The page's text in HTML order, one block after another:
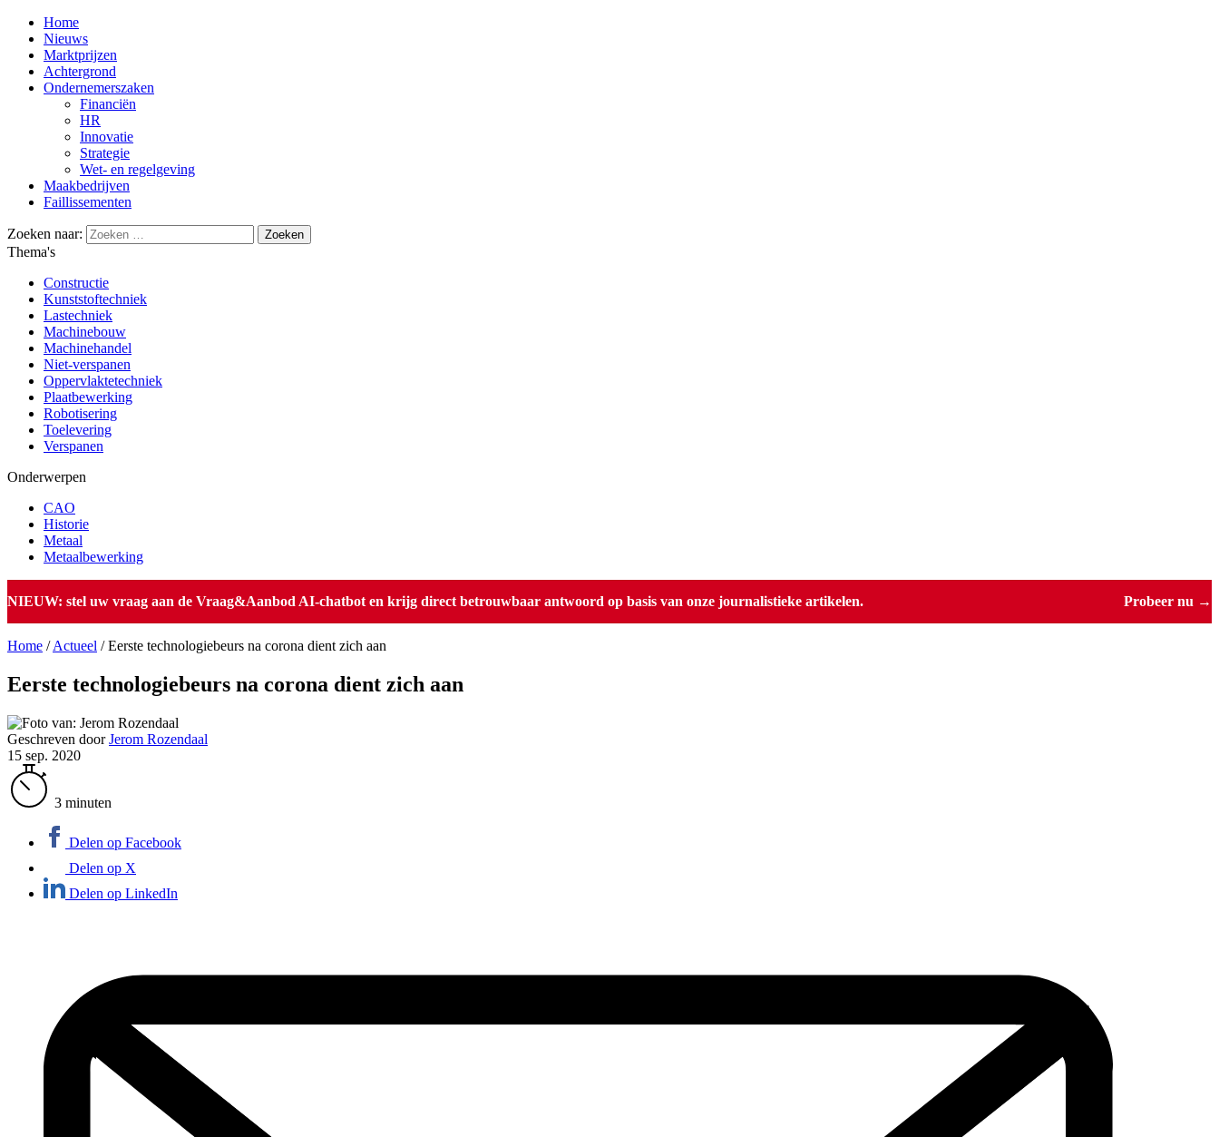
Home
Nieuws
Marktprijzen
Achtergrond
Ondernemerszaken
Financiën
HR
Innovatie
Strategie
Wet- en regelgeving
Maakbedrijven
Faillissementen
Zoeken naar:
Thema's
Constructie
Kunststoftechniek
Lastechniek
Machinebouw
Machinehandel
Niet-verspanen
Oppervlaktetechniek
Plaatbewerking
Robotisering
Toelevering
Verspanen
Onderwerpen
CAO
Historie
Metaal
Metaalbewerking
NIEUW: stel uw vraag aan de Vraag&Aanbod AI-chatbot en krijg direct betrouwbaar antwoord op basis van onze journalistieke artikelen. Probeer nu →
Home /Actueel /Eerste technologiebeurs na corona dient zich aan
Eerste technologiebeurs na corona dient zich aan
Geschreven doorJerom Rozendaal
15 sep. 2020
3 minuten
Delen op Facebook
Delen op X
Delen op LinkedIn